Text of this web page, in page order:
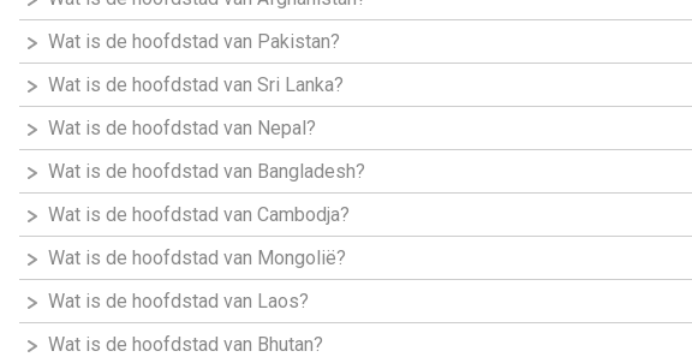
Wat is de hoofdstad van Pakistan?
Wat is de hoofdstad van Sri Lanka?
Wat is de hoofdstad van Nepal?
Wat is de hoofdstad van Bangladesh?
Wat is de hoofdstad van Cambodja?
Wat is de hoofdstad van Mongolië?
Wat is de hoofdstad van Laos?
Wat is de hoofdstad van Bhutan?